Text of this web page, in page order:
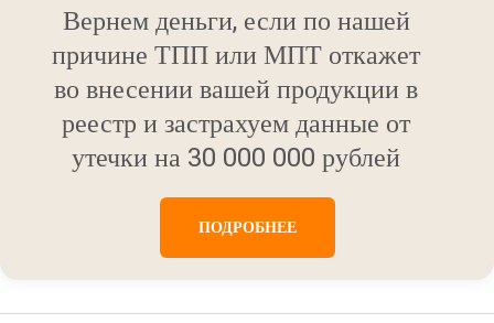
Вернем деньги, если по нашей
причине ТПП или МПТ откажет
во внесении вашей продукции в
реестр и застрахуем данные от
утечки на 30 000 000 рублей
ПОДРОБНЕЕ